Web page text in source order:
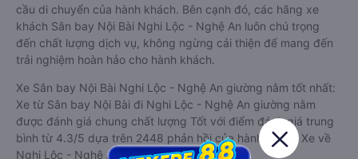
cầu di chuyển của hành khách. Bên cạnh đó, các hãng xe
khách Sân bay Nội Bài Nghi Lộc - Nghệ An luôn chú trọng
đến chất lượng dịch vụ, không ngừng cải thiện để mang đến
trải nghiệm hoàn hảo cho hành khách.
Xe Sân bay Nội Bài Nghi Lộc - Nghệ An giường nằm tốt nhất:
Xe từ Sân bay Nội Bài đi Nghi Lộc - Nghệ An giường nằm
được đánh giá chung chất lượng Tốt với điểm đánh giá trung
bình từ 4.3/5 dựa trên 2448 phản hồi của hành khách Xe về
Nghi Lộc - Nghệ An từ Sân bay Nội Bài.